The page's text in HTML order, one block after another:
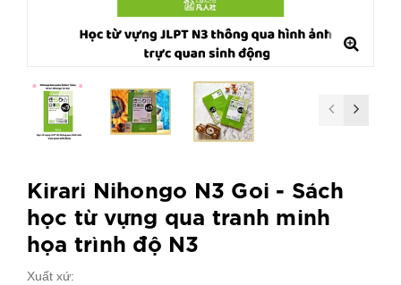
Kirari Nihongo N3 Goi - Sách
học từ vựng qua tranh minh
họa trình độ N3
Xuất xứ: